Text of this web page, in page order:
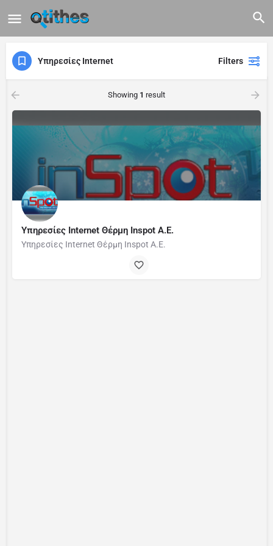
Υπηρεσίες Internet Filters
Showing 1 result
Υπηρεσίες Internet Θέρμη Inspot A.E.
Υπηρεσίες Internet Θέρμη Inspot A.E.